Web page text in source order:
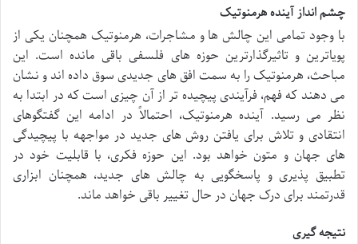
چشم انداز آینده هرمنوتیک
با وجود تمامی این چالش ها و مشاجرات، هرمنوتیک همچنان یکی از
پویاترین و تاثیرگذارترین حوزه های فلسفی باقی مانده است. این
مباحث، هرمنوتیک را به سمت افق های جدیدی سوق داده اند و نشان
می دهند که فهم، فرآیندی پیچیده تر از آن چیزی است که در ابتدا به
نظر می رسید. آینده هرمنوتیک، احتمالاً در ادامه این گفتگوهای
انتقادی و تلاش برای یافتن روش های جدید در مواجهه با پیچیدگی
های جهان و متون خواهد بود. این حوزه فکری، با قابلیت خود در
تطبیق پذیری و پاسخگویی به چالش های جدید، همچنان ابزاری
قدرتمند برای درک جهان در حال تغییر باقی خواهد ماند.
نتیجه گیری